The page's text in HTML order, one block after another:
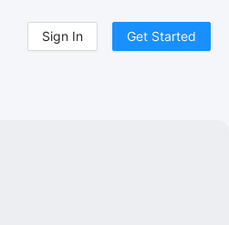
Sign In Get Started